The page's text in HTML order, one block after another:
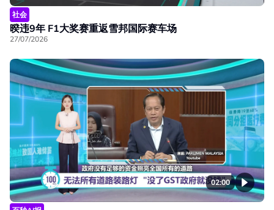
社会
暌违9年 F1大奖赛重返雪邦国际赛车场
27/07/2026
02:00